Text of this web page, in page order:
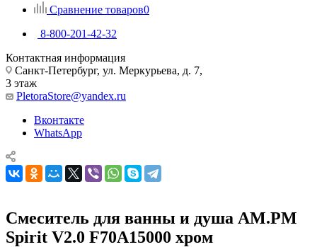
Сравнение товаров0
8-800-201-42-32
Контактная информация
Санкт-Петербург, ул. Меркурьева, д. 7,
3 этаж
PletoraStore@yandex.ru
Вконтакте
WhatsApp
Смеситель для ванны и душа AM.PM
Spirit V2.0 F70A15000 хром